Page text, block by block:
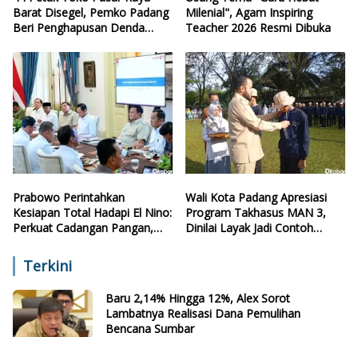
Barat Disegel, Pemko Padang
Beri Penghapusan Denda
Milenial", Agam Inspiring
Teacher 2026 Resmi Dibuka
Prabowo Perintahkan
Kesiapan Total Hadapi El Nino:
Perkuat Cadangan Pangan,
Wali Kota Padang Apresiasi
Program Takhasus MAN 3,
Dinilai Layak Jadi Contoh
Terkini
Baru 2,14% Hingga 12%, Alex Sorot
Lambatnya Realisasi Dana Pemulihan
Bencana Sumbar